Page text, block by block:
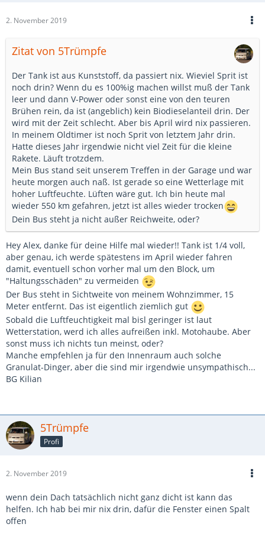
2. November 2019
Zitat von 5Trümpfe
Der Tank ist aus Kunststoff, da passiert nix. Wieviel Sprit ist
noch drin? Wenn du es 100%ig machen willst muß der Tank
leer und dann V-Power oder sonst eine von den teuren
Brühen rein, da ist (angeblich) kein Biodieselanteil drin. Der
wird mit der Zeit schlecht. Aber bis April wird nix passieren.
In meinem Oldtimer ist noch Sprit von letztem Jahr drin.
Hatte dieses Jahr irgendwie nicht viel Zeit für die kleine
Rakete. Läuft trotzdem.
Mein Bus stand seit unserem Treffen in der Garage und war
heute morgen auch naß. Ist gerade so eine Wetterlage mit
hoher Luftfeuchte. Lüften wäre gut. Ich bin heute mal
wieder 550 km gefahren, jetzt ist alles wieder trocken
Dein Bus steht ja nicht außer Reichweite, oder?
Hey Alex, danke für deine Hilfe mal wieder!! Tank ist 1/4 voll,
aber genau, ich werde spätestens im April wieder fahren
damit, eventuell schon vorher mal um den Block, um
"Haltungsschäden" zu vermeiden
Der Bus steht in Sichtweite von meinem Wohnzimmer, 15
Meter entfernt. Das ist eigentlich ziemlich gut
Sobald die Luftfeuchtigkeit mal bisl geringer ist laut
Wetterstation, werd ich alles aufreißen inkl. Motohaube. Aber
sonst muss ich nichts tun meinst, oder?
Manche empfehlen ja für den Innenraum auch solche
Granulat-Dinger, aber die sind mir irgendwie unsympathisch...
BG Kilian
5Trümpfe
Profi
2. November 2019
wenn dein Dach tatsächlich nicht ganz dicht ist kann das
helfen. Ich hab bei mir nix drin, dafür die Fenster einen Spalt
offen